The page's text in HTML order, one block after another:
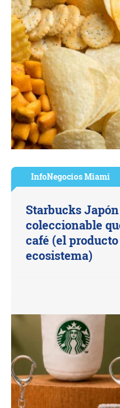
InfoNegocios Miami
Starbucks
coleccionable
café (el
ecosistema)